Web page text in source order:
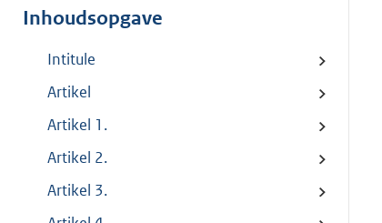
Inhoudsopgave
Intitule
Artikel
Artikel 1.
Artikel 2.
Artikel 3.